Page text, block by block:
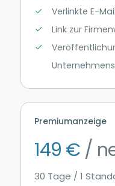
Verlinkte E-
Link zur
Premiumanzeige
149 € /
30 Tage / 1